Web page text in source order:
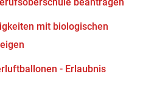
mit biologischen
- Erlaubnis